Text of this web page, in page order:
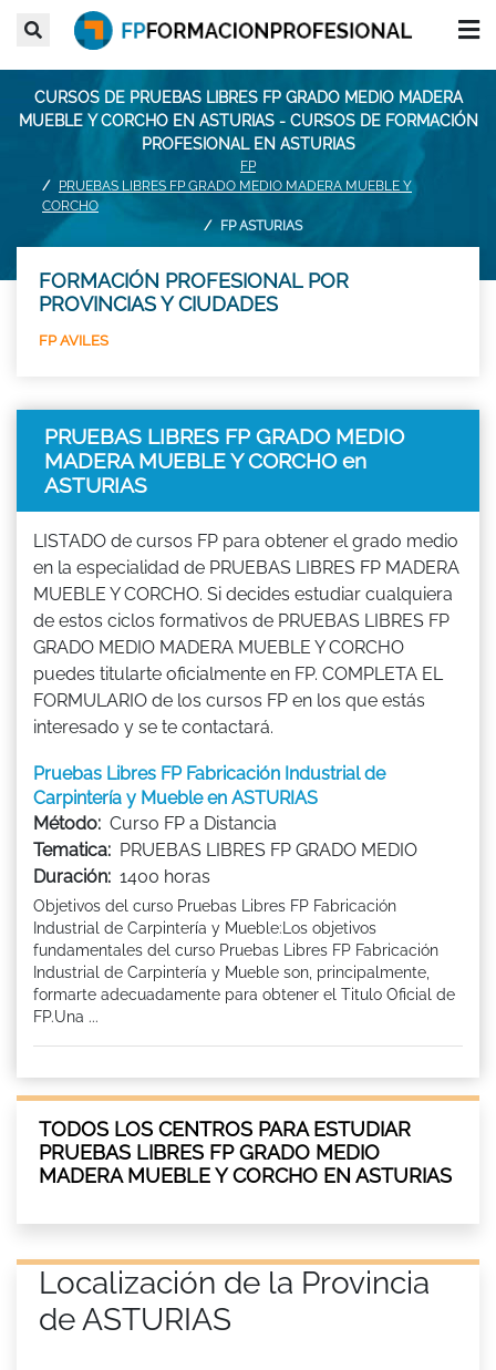
CURSOS DE PRUEBAS LIBRES FP GRADO MEDIO MADERA
MUEBLE Y CORCHO EN ASTURIAS - CURSOS DE FORMACIÓN
PROFESIONAL EN ASTURIAS
FP
PRUEBAS LIBRES FP GRADO MEDIO MADERA MUEBLE Y
CORCHO
FP ASTURIAS
FORMACIÓN PROFESIONAL POR
PROVINCIAS Y CIUDADES
FP AVILES
PRUEBAS LIBRES FP GRADO MEDIO
MADERA MUEBLE Y CORCHO en
ASTURIAS
LISTADO de cursos FP para obtener el grado medio
en la especialidad de PRUEBAS LIBRES FP MADERA
MUEBLE Y CORCHO. Si decides estudiar cualquiera
de estos ciclos formativos de PRUEBAS LIBRES FP
GRADO MEDIO MADERA MUEBLE Y CORCHO
puedes titularte oficialmente en FP. COMPLETA EL
FORMULARIO de los cursos FP en los que estás
interesado y se te contactará.
Pruebas Libres FP Fabricación Industrial de
Carpintería y Mueble en ASTURIAS
Método: Curso FP a Distancia
Tematica: PRUEBAS LIBRES FP GRADO MEDIO
Duración: 1400 horas
Objetivos del curso Pruebas Libres FP Fabricación
Industrial de Carpintería y Mueble:Los objetivos
fundamentales del curso Pruebas Libres FP Fabricación
Industrial de Carpintería y Mueble son, principalmente,
formarte adecuadamente para obtener el Titulo Oficial de
FP.Una ...
TODOS LOS CENTROS PARA ESTUDIAR
PRUEBAS LIBRES FP GRADO MEDIO
MADERA MUEBLE Y CORCHO EN ASTURIAS
Localización de la Provincia
de ASTURIAS